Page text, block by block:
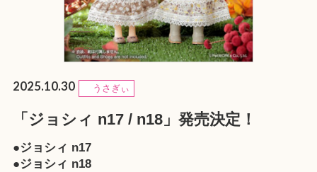
2025.10.30 うさぎぃ
「ジョシィ n17 / n18」発売決定！
●ジョシィ n17
●ジョシィ n18